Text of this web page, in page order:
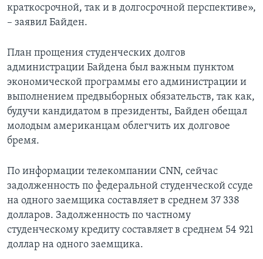
краткосрочной, так и в долгосрочной перспективе»,
– заявил Байден.
План прощения студенческих долгов
администрации Байдена был важным пунктом
экономической программы его администрации и
выполнением предвыборных обязательств, так как,
будучи кандидатом в президенты, Байден обещал
молодым американцам облегчить их долговое
бремя.
По информации телекомпании СNN, сейчас
задолженность по федеральной студенческой ссуде
на одного заемщика составляет в среднем 37 338
долларов. Задолженность по частному
студенческому кредиту составляет в среднем 54 921
доллар на одного заемщика.